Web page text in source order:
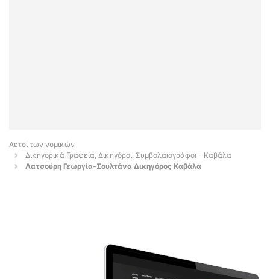
Αετοί των νομικών
Δικηγορικά Γραφεία, Δικηγόροι, Συμβολαιογράφοι - Καβάλα
Λατσούρη Γεωργία-Σουλτάνα Δικηγόρος Καβάλα